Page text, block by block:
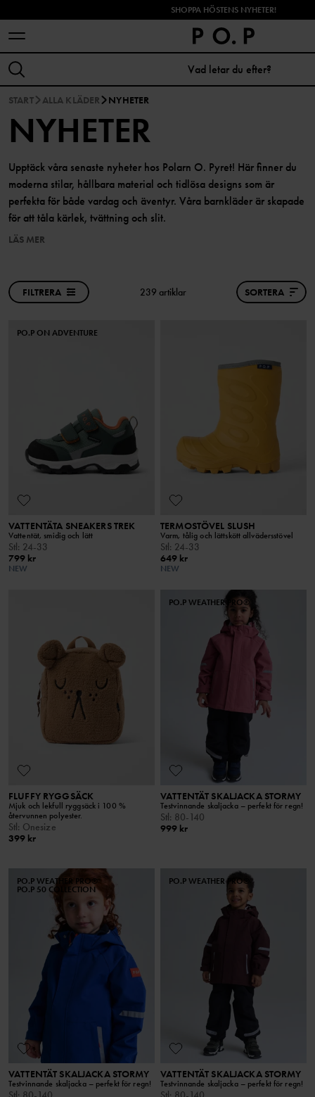
SHOPPA HÖSTENS NYHETER!
START ALLA KLÄDER NYHETER
NYHETER
Upptäck våra senaste nyheter hos Polarn O. Pyret! Här finner du
moderna stilar, hållbara material och tidlösa designs som är
perfekta för både vardag och äventyr. Våra barnkläder är skapade
för att tåla kärlek, tvättning och slit.
LÄS MER
FILTRERA 239 artiklar SORTERA
PO.P ON ADVENTURE
VATTENTÄTA SNEAKERS TREK
Vattentät, smidig och lätt
Stl : 24-33
799 kr
NEW
TERMOSTÖVEL SLUSH
Varm, tålig och lättskött allvädersstövel
Stl : 24-33
649 kr
NEW
FLUFFY RYGGSÄCK
Mjuk och lekfull ryggsäck i 100 %
återvunnen polyester.
Stl: Onesize
399 kr
PO.P WEATHER PRO®
VATTENTÄT SKALJACKA STORMY
Testvinnande skaljacka – perfekt för regn!
Stl: 80-140
999 kr
PO.P WEATHER PRO®
PO.P 50 COLLECTION
VATTENTÄT SKALJACKA STORMY
Testvinnande skaljacka – perfekt för regn!
PO.P WEATHER PRO®
VATTENTÄT SKALJACKA STORMY
Testvinnande skaljacka – perfekt för regn!